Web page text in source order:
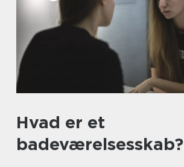
Hvad er et
badeværelsesskab?